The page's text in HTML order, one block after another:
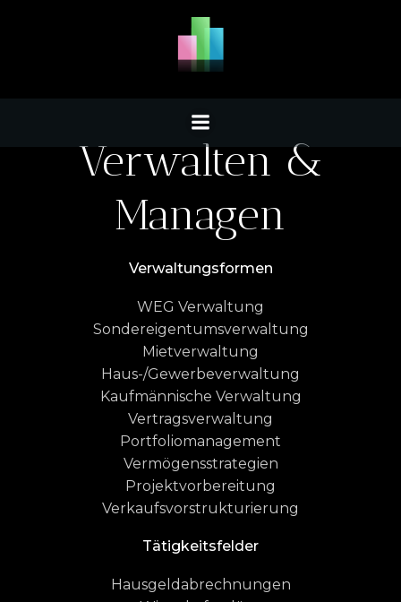
Inhalt
springen
Verwalten &
Managen
Verwaltungsformen
WEG Verwaltung
Sondereigentumsverwaltung
Mietverwaltung
Haus-/Gewerbeverwaltung
Kaufmännische Verwaltung
Vertragsverwaltung
Portfoliomanagement
Vermögensstrategien
Projektvorbereitung
Verkaufsvorstrukturierung
Tätigkeitsfelder
Hausgeldabrechnungen